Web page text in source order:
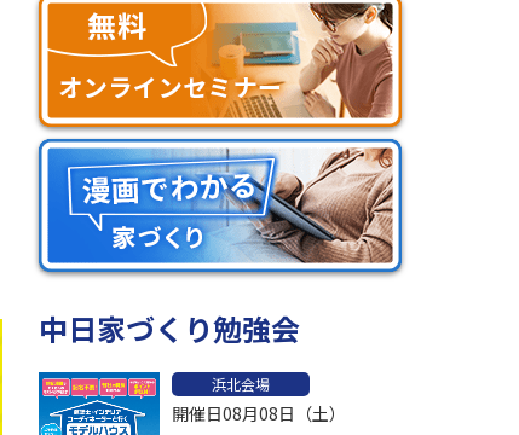
中日家づくり勉強会
浜北会場
開催日08月08日（土）